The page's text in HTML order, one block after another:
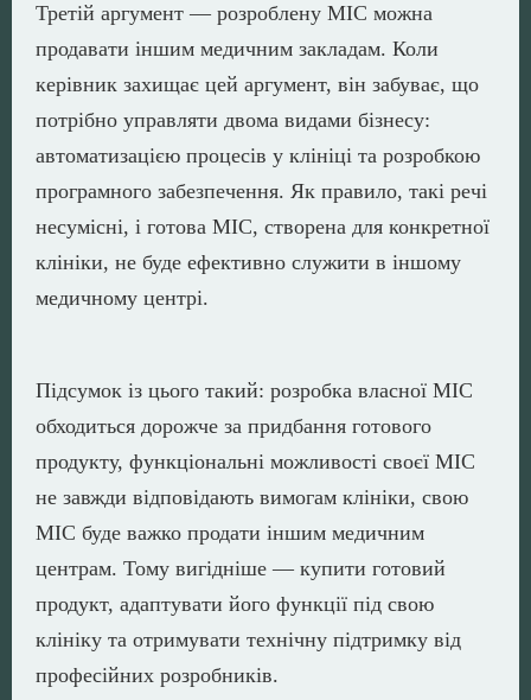
Третій аргумент — розроблену МІС можна
продавати іншим медичним закладам. Коли
керівник захищає цей аргумент, він забуває, що
потрібно управляти двома видами бізнесу:
автоматизацією процесів у клініці та розробкою
програмного забезпечення. Як правило, такі речі
несумісні, і готова МІС, створена для конкретної
клініки, не буде ефективно служити в іншому
медичному центрі.
Підсумок із цього такий: розробка власної МІС
обходиться дорожче за придбання готового
продукту, функціональні можливості своєї МІС
не завжди відповідають вимогам клініки, свою
МІС буде важко продати іншим медичним
центрам. Тому вигідніше — купити готовий
продукт, адаптувати його функції під свою
клініку та отримувати технічну підтримку від
професійних розробників.